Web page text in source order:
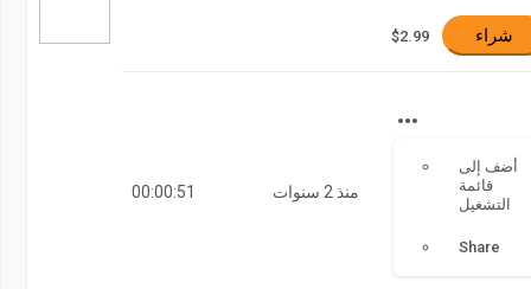
$2.99 شراء
00:00:51 منذ 2 سنوات
أضف إلى
قائمة
التشغيل
Share